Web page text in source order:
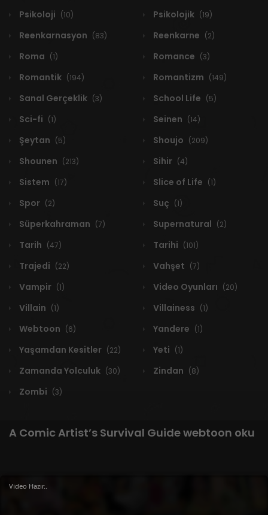
Psikoloji (10) Psikolojik (19)
Reenkarnasyon (83) Reenkarne (2)
Roma (1) Romance (3)
Romantik (194) Romantizm (149)
Sanal Gerçeklik (3) School Life (5)
Sci-fi (1) Seinen (14)
Şeytan (5) Shoujo (209)
Shounen (213) Sihir (4)
Sistem (17) Slice of Life (1)
Spor (2) Suç (1)
Süperkahraman (7) Supernatural (2)
Tarih (47) Tarihi (101)
Trajedi (22) Vahşet (7)
Vampir (1) Video Oyunları (20)
Villain (1) Villainess (1)
Webtoon (6) Yandere (1)
Yaşamdan Kesitler (22) Yeti (1)
Zamanda Yolculuk (30) Zindan (8)
Zombi (3)
A Comic Artist’s Survival Guide webtoon oku
1 RESULT
Video Hazır..